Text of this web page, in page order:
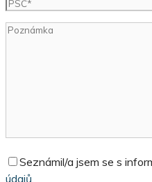
Seznámil/a jsem se s
údajů.